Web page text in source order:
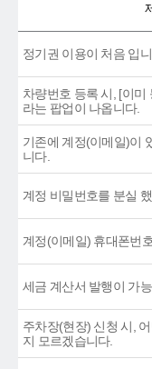
정기권 이용이 처음 입
차량번호 등록 시, [이미
라는 팝업이 나옵니다.
기존에 계정(이메일)이
니다.
계정 비밀번호를 분실
계정(이메일) 휴대폰번
세금 계산서 발행이 가
주차장(현장) 신청 시,
지 모르겠습니다.